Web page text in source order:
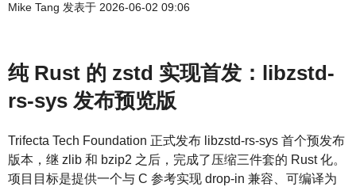
Mike Tang 发表于 2026-06-02 09:06
纯 Rust 的 zstd 实现首发：libzstd-
rs-sys 发布预览版
Trifecta Tech Foundation 正式发布 libzstd-rs-sys 首个预发布
版本，继 zlib 和 bzip2 之后，完成了压缩三件套的 Rust 化。
项目目标是提供一个与 C 参考实现 drop-in 兼容、可编译为